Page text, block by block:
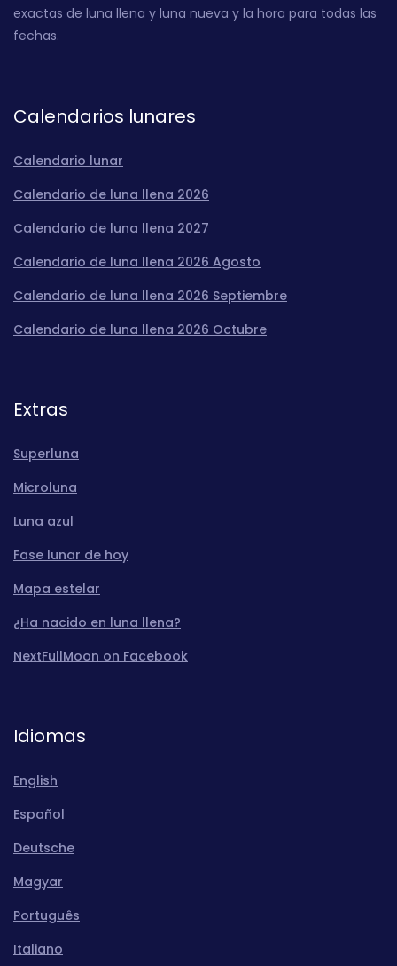
exactas de luna llena y luna nueva y la hora para todas las
fechas.
Calendarios lunares
Calendario lunar
Calendario de luna llena 2026
Calendario de luna llena 2027
Calendario de luna llena 2026 Agosto
Calendario de luna llena 2026 Septiembre
Calendario de luna llena 2026 Octubre
Extras
Superluna
Microluna
Luna azul
Fase lunar de hoy
Mapa estelar
¿Ha nacido en luna llena?
NextFullMoon on Facebook
Idiomas
English
Español
Deutsche
Magyar
Português
Italiano